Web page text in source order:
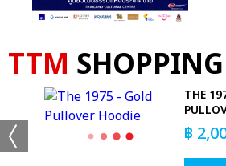
TTM SHOPPING
THE
฿